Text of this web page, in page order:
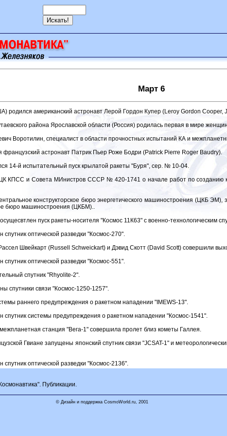
Март 6
родился американский астронавт Лерой Гордон Купер (Leroy Gordon Cooper,
района Ярославской области (Россия) родилась первая в мире
Воротилин, специалист в области прочностных испытаний КА и
французский астронавт Патрик Пьер Роже Бодри (Patrick Pierre Roger Baudry).
14-й испытательный пуск крылатой ракеты "Буря", сер. № 10-04.
КПСС и Совета МИнистров СССР № 420-1741 о начале работ по созданию
конструкторское бюро энергетического машиностроения (ЦКБ
бюро машиностроения (ЦКБМ)..
пуск ракеты-носителя "Космос 11К63" с военно-технологическим
оптической разведки "Космос-270".
Швейкарт (Russell Schweickart) и Дэвид Скотт (David Scott) совершили
оптической разведки "Космос-551".
спутник "Rhyolite-2".
спутники связи "Космос-1250-1257".
раннего предупреждения о ракетном нападении "IMEWS-13".
системы предупреждения о ракетном нападении "Космос-1541".
станция "Вега-1" совершила пролет близ кометы Галлея.
Гвиане запущены японский спутник связи "JCSAT-1" и
оптической разведки "Космос-2136".
Публикации.
© Дизайн и поддержка CosmoWorld.ru, 2001